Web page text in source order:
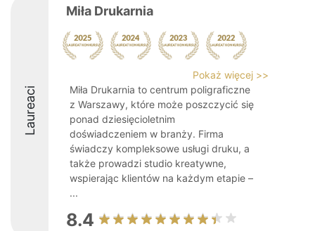
Laureaci
Miła Drukarnia
Pokaż więcej >>
Miła Drukarnia to centrum poligraficzne
z Warszawy, które może poszczycić się
ponad dziesięcioletnim
doświadczeniem w branży. Firma
świadczy kompleksowe usługi druku, a
także prowadzi studio kreatywne,
wspierając klientów na każdym etapie –
...
8.4